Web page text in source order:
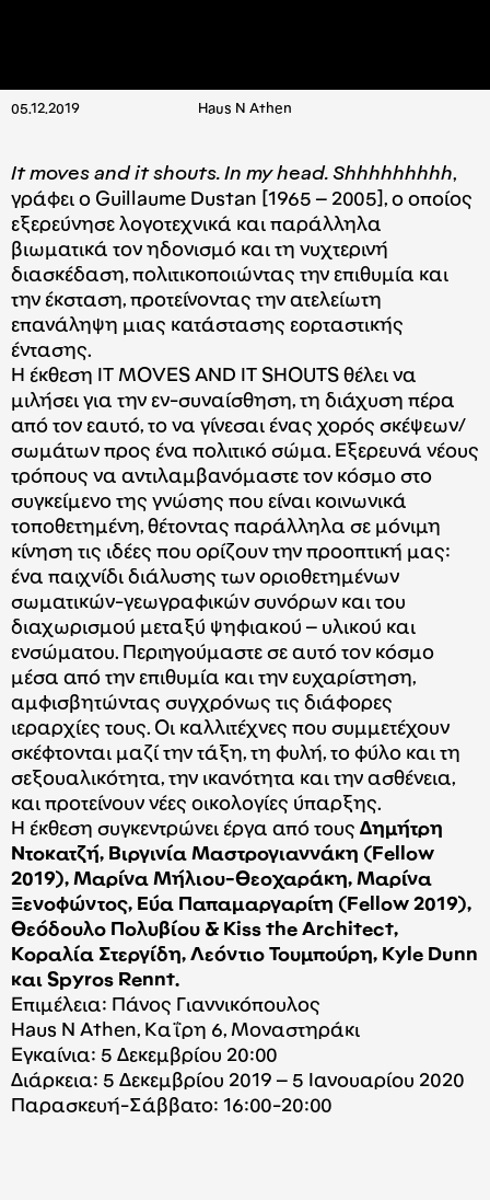
05.12.2019 Haus N Athen
It moves and it shouts. In my head. Shhhhhhhhh,
γράφει ο Guillaume Dustan [1965 – 2005], ο οποίος
εξερεύνησε λογοτεχνικά και παράλληλα
βιωματικά τον ηδονισμό και τη νυχτερινή
διασκέδαση, πολιτικοποιώντας την επιθυμία και
την έκσταση, προτείνοντας την ατελείωτη
επανάληψη μιας κατάστασης εορταστικής
έντασης.
Η έκθεση IT MOVES AND IT SHOUTS θέλει να
μιλήσει για την εν-συναίσθηση, τη διάχυση πέρα
από τον εαυτό, το να γίνεσαι ένας χορός σκέψεων/
σωμάτων προς ένα πολιτικό σώμα. Εξερευνά νέους
τρόπους να αντιλαμβανόμαστε τον κόσμο στο
συγκείμενο της γνώσης που είναι κοινωνικά
τοποθετημένη, θέτοντας παράλληλα σε μόνιμη
κίνηση τις ιδέες που ορίζουν την προοπτική μας:
ένα παιχνίδι διάλυσης των οριοθετημένων
σωματικών-γεωγραφικών συνόρων και του
διαχωρισμού μεταξύ ψηφιακού – υλικού και
ενσώματου. Περιηγούμαστε σε αυτό τον κόσμο
μέσα από την επιθυμία και την ευχαρίστηση,
αμφισβητώντας συγχρόνως τις διάφορες
ιεραρχίες τους. Οι καλλιτέχνες που συμμετέχουν
σκέφτονται μαζί την τάξη, τη φυλή, το φύλο και τη
σεξουαλικότητα, την ικανότητα και την ασθένεια,
και προτείνουν νέες οικολογίες ύπαρξης.
Η έκθεση συγκεντρώνει έργα από τους Δημήτρη
Ντοκατζή, Βιργινία Μαστρογιαννάκη (Fellow
2019), Μαρίνα Μήλιου-Θεοχαράκη, Μαρίνα
Ξενοφώντος, Εύα Παπαμαργαρίτη (Fellow 2019),
Θεόδουλο Πολυβίου & Kiss the Architect,
Κοραλία Στεργίδη, Λεόντιο Τουμπούρη, Kyle Dunn
και Spyros Rennt.
Επιμέλεια: Πάνος Γιαννικόπουλος
Haus N Athen, Καΐρη 6, Μοναστηράκι
Εγκαίνια: 5 Δεκεμβρίου 20:00
Διάρκεια: 5 Δεκεμβρίου 2019 – 5 Ιανουαρίου 2020
Παρασκευή-Σάββατο: 16:00-20:00